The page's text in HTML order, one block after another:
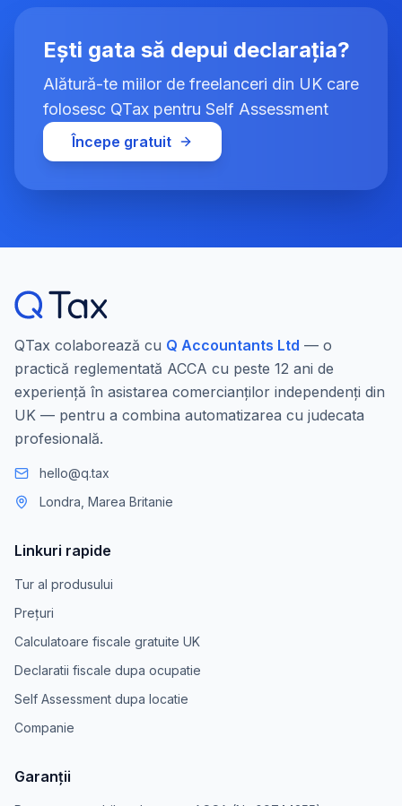
Ești gata să depui declarația?
Alătură-te miilor de freelanceri din UK care
folosesc QTax pentru Self Assessment
Începe gratuit
QTax colaborează cu Q Accountants Ltd — o
practică reglementată ACCA cu peste 12 ani de
experiență în asistarea comercianților independenți din
UK — pentru a combina automatizarea cu judecata
profesională.
hello@q.tax
Londra, Marea Britanie
Linkuri rapide
Tur al produsului
Prețuri
Calculatoare fiscale gratuite UK
Declaratii fiscale dupa ocupatie
Self Assessment dupa locatie
Companie
Garanții